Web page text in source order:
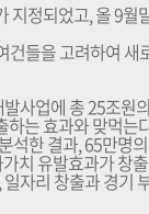
지정되었고, 올 9월
들을 고려하여
사업에 총 25조원
하는 효과와 맞먹는
석한 결과, 65만명
치 유발효과가 창
자리 창출과 경기